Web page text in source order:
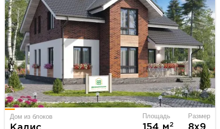
Дом из блоков Площадь
154 м2
Размер
8х9